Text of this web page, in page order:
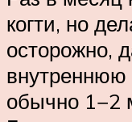
когти, но
осторожно,
внутреннюю
обычно 1−2